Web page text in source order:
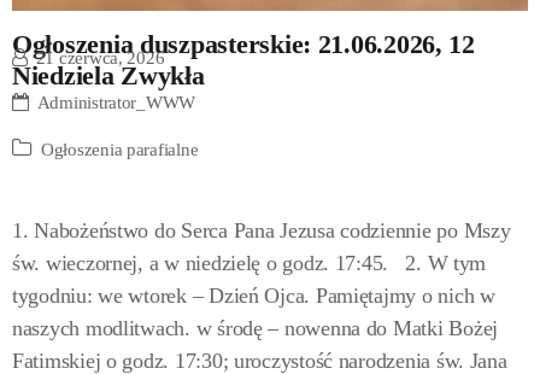
Ogłoszenia duszpasterskie: 21.06.2026, 12
Niedziela Zwykła
21 czerwca, 2026
Administrator_WWW
Ogłoszenia parafialne
1. Nabożeństwo do Serca Pana Jezusa codziennie po Mszy
św. wieczornej, a w niedzielę o godz. 17:45. 2. W tym
tygodniu: we wtorek – Dzień Ojca. Pamiętajmy o nich w
naszych modlitwach. w środę – nowenna do Matki Bożej
Fatimskiej o godz. 17:30; uroczystość narodzenia św. Jana